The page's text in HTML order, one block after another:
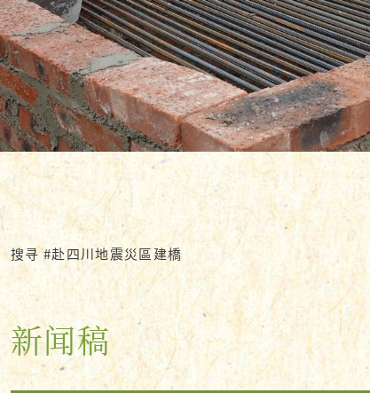
搜寻 #赴四川地震災區建橋
新闻稿